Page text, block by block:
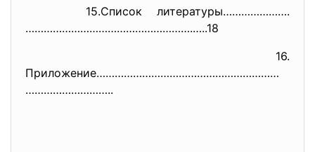
15.Список литературы………………….
……………………………………………….…..18
16.
Приложение……………………………………………………
………………………..